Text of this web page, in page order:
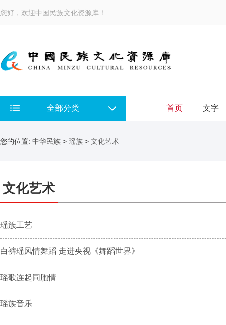
您好，欢迎中国民族文化资源库！
全部分类 首页 文字
您的位置: 中华民族 > 瑶族 > 文化艺术
文化艺术
瑶族工艺
白裤瑶风情舞蹈 走进央视《舞蹈世界》
瑶歌连起同胞情
瑶族音乐